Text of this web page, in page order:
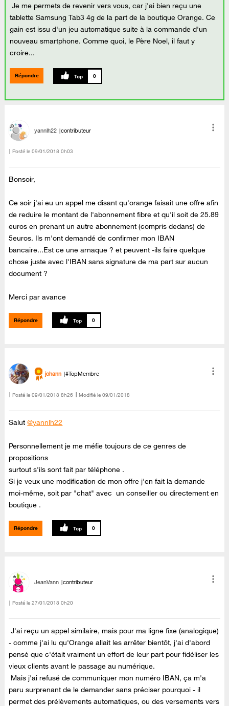
Je me permets de revenir vers vous, car j'ai bien reçu une
tablette Samsung Tab3 4g de la part de la boutique Orange. Ce
gain est issu d'un jeu automatique suite à la commande d'un
nouveau smartphone. Comme quoi, le Père Noel, il faut y
croire...
Répondre 0
yannlh22 contributeur
Posté le ‎09/01/2018 0h03
Bonsoir,
Ce soir j'ai eu un appel me disant qu'orange faisait une offre afin
de reduire le montant de l'abonnement fibre et qu'il soit de 25.89
euros en prenant un autre abonnement (compris dedans) de
5euros. Ils m'ont demandé de confirmer mon IBAN
bancaire...Est ce une arnaque ? et peuvent -ils faire quelque
chose juste avec l'IBAN sans signature de ma part sur aucun
document ?
Merci par avance
Répondre 0
johann #TopMembre
Posté le ‎09/01/2018 8h26 Modifié le 09/01/2018
Salut@yannlh22
Personnellement je me méfie toujours de ce genres de
propositions
surtout s'ils sont fait par téléphone .
Si je veux une modification de mon offre j'en fait la demande
moi-même, soit par "chat" avec un conseiller ou directement en
boutique .
Répondre 0
JeanVann contributeur
Posté le ‎27/01/2018 0h20
J'ai reçu un appel similaire, mais pour ma ligne fixe (analogique)
- comme j'ai lu qu'Orange allait les arrêter bientôt, j'ai d'abord
pensé que c'était vraiment un effort de leur part pour fidéliser les
vieux clients avant le passage au numérique.
Mais j'ai refusé de communiquer mon numéro IBAN, ça m'a
paru surprenant de le demander sans préciser pourquoi - il
permet des prélèvements automatiques, ou des versements vers